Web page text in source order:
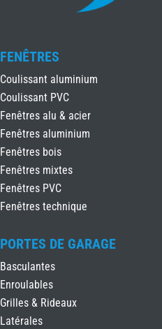
FENÊTRES
Coulissant aluminium
Coulissant PVC
Fenêtres alu & acier
Fenêtres aluminium
Fenêtres bois
Fenêtres mixtes
Fenêtres PVC
Fenêtres technique
PORTES DE GARAGE
Basculantes
Enroulables
Grilles & Rideaux
Latérales